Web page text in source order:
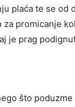
plaća te se od
za promicanje
je prag
što